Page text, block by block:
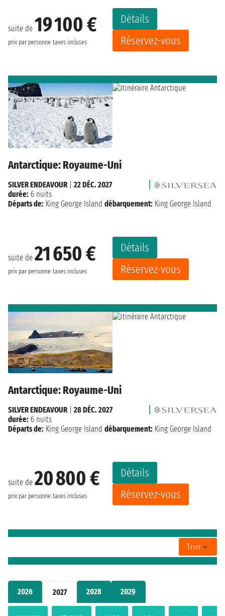
2026 2027 2028 2029
suite de 19 100 €
prix par personne taxes incluses
Détails
Réservez-vous
Antarctique: Royaume-Uni
suite de 21 650 €
prix par personne taxes incluses
Détails
Réservez-vous
SILVER ENDEAVOUR| 22 DÉC. 2027
durée: 6 nuits
Départs de: King George Island débarquement: King George Island
Antarctique: Royaume-Uni
suite de 20 800 €
prix par personne taxes incluses
Détails
Réservez-vous
SILVER ENDEAVOUR
28 DÉC. 2027
durée: 6 nuits
Départs de: King George Island débarquement: King George Island
Trier